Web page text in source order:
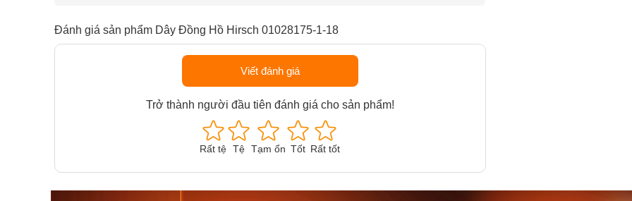
Đánh giá sản phẩm Dây Đồng Hồ Hirsch 01028175-1-18
Viết đánh giá
Trở thành người đầu tiên đánh giá cho sản phẩm!
Rất tệ Tệ Tạm ổn Tốt Rất tốt